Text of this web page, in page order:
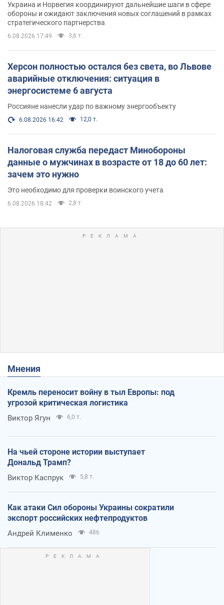
Украина и Норвегия координируют дальнейшие шаги в сфере
обороны и ожидают заключения новых соглашений в рамках
стратегического партнерства
6.08.2026 17:49 3,6 т.
Херсон полностью остался без света, во Львове
аварийные отключения: ситуация в
энергосистеме 6 августа
Россияне нанесли удар по важному энергообъекту
6.08.2026 16:42 12,0 т.
Налоговая служба передаст Минобороны
данные о мужчинах в возрасте от 18 до 60 лет:
зачем это нужно
Это необходимо для проверки воинского учета
6.08.2026 18:42 2,8 т.
Мнения
Кремль переносит войну в тыл Европы: под
угрозой критическая логистика
Виктор Ягун 6,0 т.
На чьей стороне истории выступает
Дональд Трамп?
Виктор Каспрук 5,8 т.
Как атаки Сил обороны Украины сократили
экспорт российских нефтепродуктов
Андрей Клименко 486